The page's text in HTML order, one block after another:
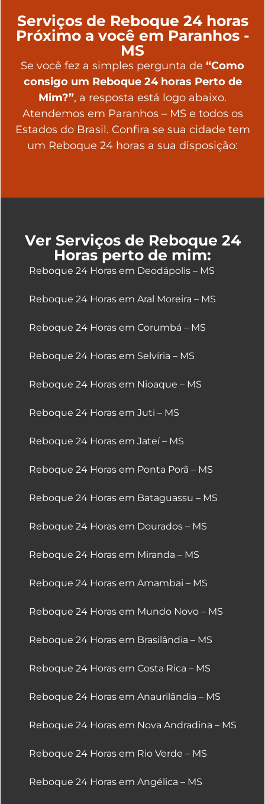
Serviços de Reboque 24 horas
Próximo a você em Paranhos -
MS
Se você fez a simples pergunta de “Como
consigo um Reboque 24 horas Perto de
Mim?”, a resposta está logo abaixo.
Atendemos em Paranhos – MS e todos os
Estados do Brasil. Confira se sua cidade tem
um Reboque 24 horas a sua disposição:
Ver Serviços de Reboque 24
Horas perto de mim:
Reboque 24 Horas em Deodápolis – MS
Reboque 24 Horas em Aral Moreira – MS
Reboque 24 Horas em Corumbá – MS
Reboque 24 Horas em Selvíria – MS
Reboque 24 Horas em Nioaque – MS
Reboque 24 Horas em Juti – MS
Reboque 24 Horas em Jateí – MS
Reboque 24 Horas em Ponta Porã – MS
Reboque 24 Horas em Bataguassu – MS
Reboque 24 Horas em Dourados – MS
Reboque 24 Horas em Miranda – MS
Reboque 24 Horas em Amambai – MS
Reboque 24 Horas em Mundo Novo – MS
Reboque 24 Horas em Brasilândia – MS
Reboque 24 Horas em Costa Rica – MS
Reboque 24 Horas em Anaurilândia – MS
Reboque 24 Horas em Nova Andradina – MS
Reboque 24 Horas em Rio Verde – MS
Reboque 24 Horas em Angélica – MS